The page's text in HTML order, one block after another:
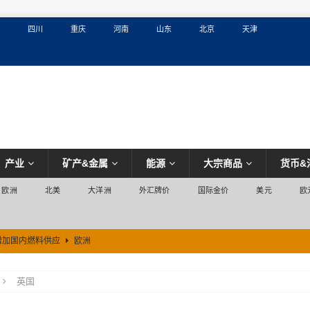
四川 重庆 河南 山东 北京 天津
产业 矿产&金属 能源 大宗商品 货币&
欧洲 北美 大洋洲 外汇牌价 国际金价 美元 欧
国内燃料供应 欧洲
英国